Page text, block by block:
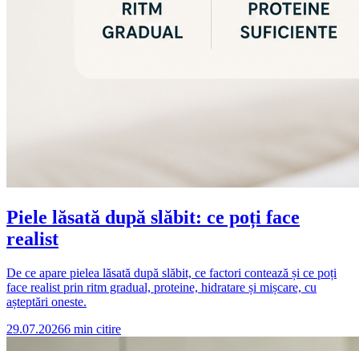
Piele lăsată după slăbit: ce poți face
realist
De ce apare pielea lăsată după slăbit, ce factori contează și ce poți
face realist prin ritm gradual, proteine, hidratare și mișcare, cu
așteptări oneste.
29.07.20266 min citire